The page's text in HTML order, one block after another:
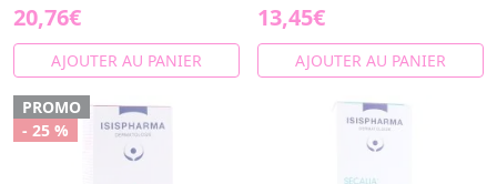
20,76€
AJOUTER AU PANIER
13,45€
AJOUTER AU PANIER
PROMO
- 25 %